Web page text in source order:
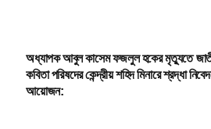
অধ্যাপক আবুল কাসেম ফজলুল হকের মৃত্যুতে
কবিতা পরিষদের কেন্দ্রীয় শহিদ মিনারে শ্রদ্ধা
আয়োজন: